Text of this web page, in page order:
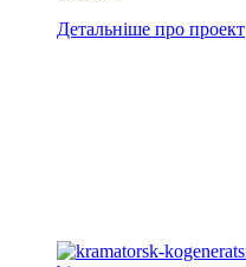
Детальніше про проект